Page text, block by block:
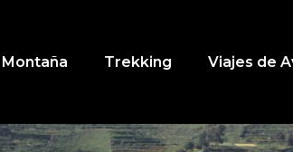
Montaña Trekking Viajes de